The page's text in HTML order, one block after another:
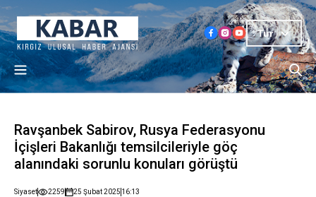
Tur
Ravşanbek Sabirov, Rusya Federasyonu
İçişleri Bakanlığı temsilcileriyle göç
alanındaki sorunlu konuları görüştü
Siyaset 2259 25 Şubat 2025 16:13